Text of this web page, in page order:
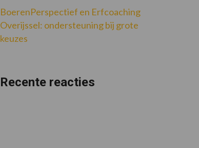
BoerenPerspectief en Erfcoaching
Overijssel: ondersteuning bij grote
keuzes
Recente reacties